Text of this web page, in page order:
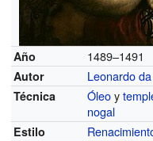
Año 1489–1491
Autor Leonardo
Técnica Óleoy
nogal
Estilo